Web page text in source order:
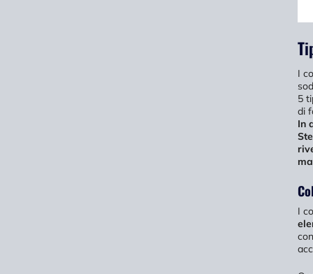
I
5
di
In
I